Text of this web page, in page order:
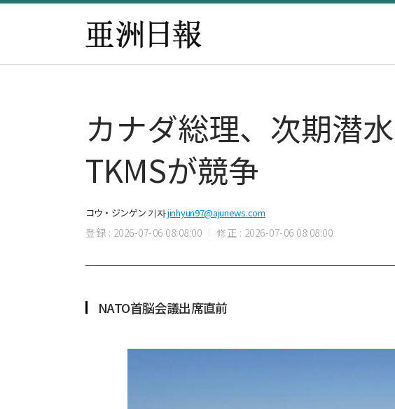
カナダ総理、次期潜
TKMSが競争
コウ・ジンゲン 기자jinhyun97@ajunews.com
登録 : 2026-07-06 08:08:00 修正 : 2026-07-06 08:08:00
NATO首脳会議出席直前